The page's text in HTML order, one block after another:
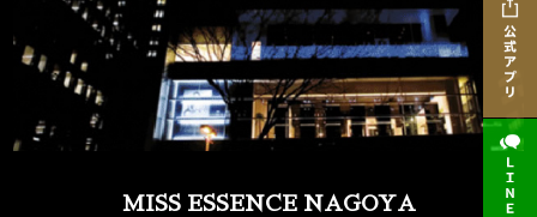
MISS ESSENCE NAGOYA